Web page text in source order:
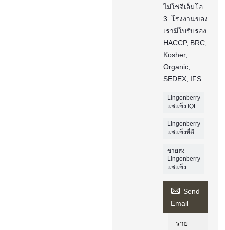
ไม่ใช่จีเอ็มโอ
3. โรงงานของ
เรามีใบรับรอง
HACCP, BRC,
Kosher,
Organic,
SEDEX, IFS
Lingonberry
แช่แข็ง IQF
Lingonberry
แช่แข็งที่ดี
ขายส่ง
Lingonberry
แช่แข็ง
 Send
Email
ราย